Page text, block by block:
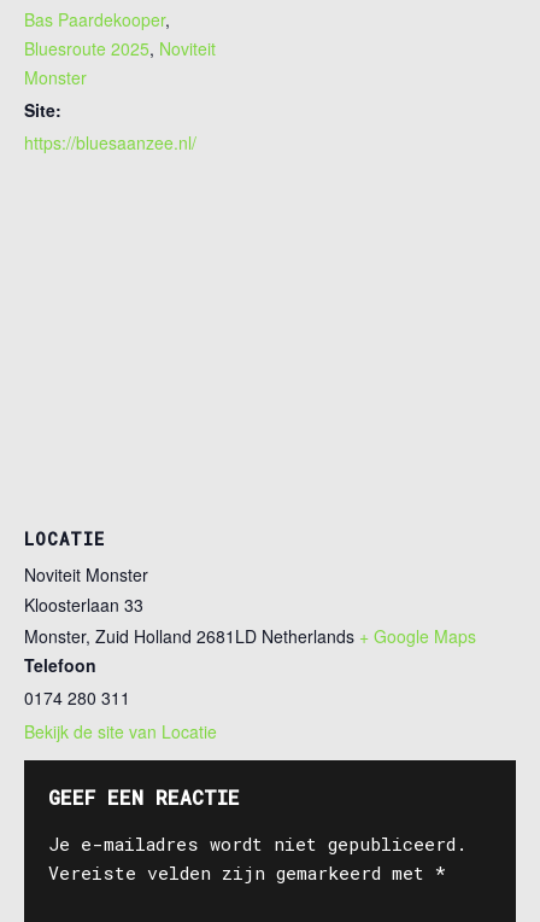
Bas Paardekooper,
Bluesroute 2025, Noviteit
Monster
Site:
https://bluesaanzee.nl/
LOCATIE
Noviteit Monster
Kloosterlaan 33
Monster, Zuid Holland 2681LD Netherlands + Google Maps
Telefoon
0174 280 311
Bekijk de site van Locatie
GEEF EEN REACTIE
Je e-mailadres wordt niet gepubliceerd.
Vereiste velden zijn gemarkeerd met *